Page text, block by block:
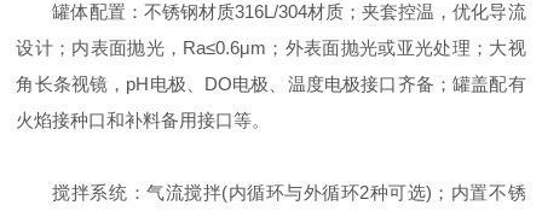
罐体配置：不锈钢材质316L/304材质；夹套控温，优化导流
设计；内表面抛光，Ra≤0.6μm；外表面抛光或亚光处理；大视
角长条视镜，pH电极、DO电极、温度电极接口齐备；罐盖配有
火焰接种口和补料备用接口等。
搅拌系统：气流搅拌(内循环与外循环2种可选)；内置不锈